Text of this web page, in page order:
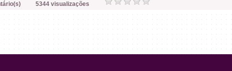
5344 visualizações